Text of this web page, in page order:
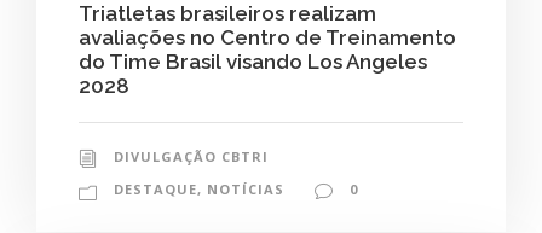
Triatletas brasileiros realizam
avaliações no Centro de Treinamento
do Time Brasil visando Los Angeles
2028
DIVULGAÇÃO CBTRI
DESTAQUE, NOTÍCIAS 0